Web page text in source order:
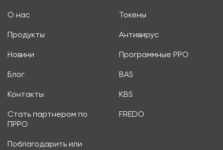
О нас
Продукты
Новини
Блог
Контакты
Стать партнером по
ПРРО
Поблагодарить или
Токены
Антивирус
Программные РРО
BAS
KBS
FREDO